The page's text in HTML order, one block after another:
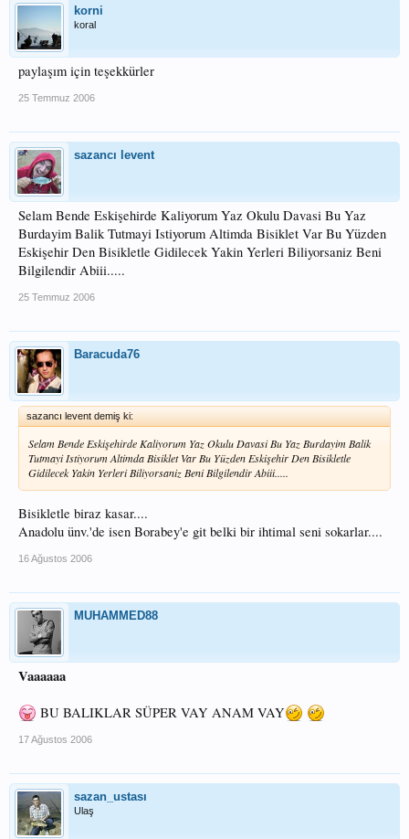
korni
koral
paylaşım için teşekkürler
25 Temmuz 2006
sazancı levent
Selam Bende Eskişehirde Kaliyorum Yaz Okulu Davasi Bu Yaz
Burdayim Balik Tutmayi Istiyorum Altimda Bisiklet Var Bu Yüzden
Eskişehir Den Bisikletle Gidilecek Yakin Yerleri Biliyorsaniz Beni
Bilgilendir Abiii.....
25 Temmuz 2006
Baracuda76
sazancı levent demiş ki:
Selam Bende Eskişehirde Kaliyorum Yaz Okulu Davasi Bu Yaz Burdayim Balik
Tutmayi Istiyorum Altimda Bisiklet Var Bu Yüzden Eskişehir Den Bisikletle
Gidilecek Yakin Yerleri Biliyorsaniz Beni Bilgilendir Abiii.....
Bisikletle biraz kasar....
Anadolu ünv.'de isen Borabey'e git belki bir ihtimal seni sokarlar....
16 Ağustos 2006
MUHAMMED88
Vaaaaaa
BU BALIKLAR SÜPER VAY ANAM VAY
17 Ağustos 2006
sazan_ustası
Ulaş